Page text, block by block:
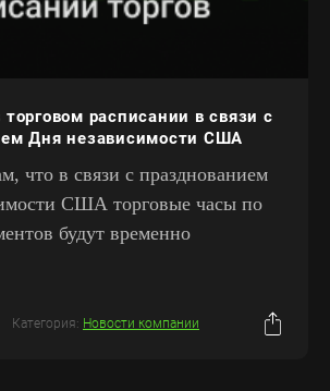
расписании в связи с
Дня независимости США
что в связи с празднованием
США торговые часы по
будут временно
Категория: Новости компании